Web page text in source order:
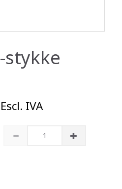
stykke
Escl. IVA